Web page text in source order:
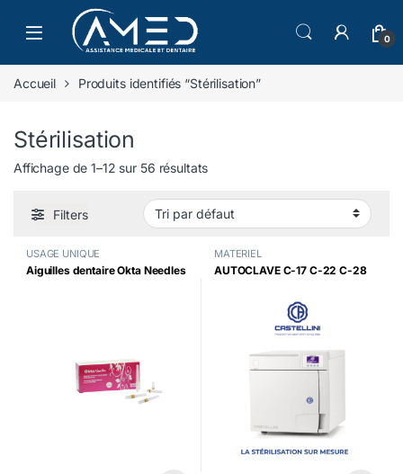
Skip to navigation
Skip to content
0
Accueil Produits identifiés “Stérilisation”
Stérilisation
Affichage de 1–12 sur 56 résultats
Filters
USAGE UNIQUE
Aiguilles dentaire Okta Needles
MATERIEL
AUTOCLAVE C-17 C-22 C-28